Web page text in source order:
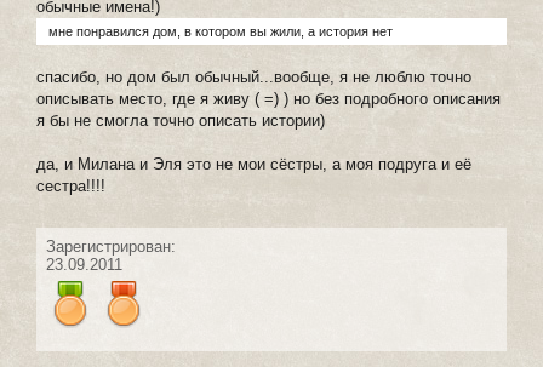
обычные имена!)
мне понравился дом, в котором вы жили, а история нет
спасибо, но дом был обычный...вообще, я не люблю точно
описывать место, где я живу ( =) ) но без подробного описания
я бы не смогла точно описать истории)
да, и Милана и Эля это не мои сёстры, а моя подруга и её
сестра!!!!
Зарегистрирован:
23.09.2011